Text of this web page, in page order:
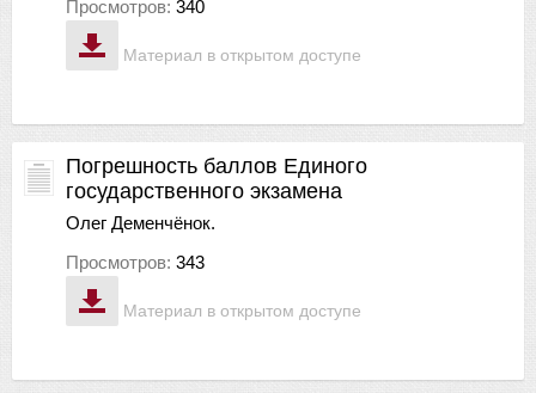
Материал в открытом доступе
Просмотров: 340
Материал в открытом доступе
Погрешность баллов Единого
государственного экзамена
Олег Деменчёнок.
Просмотров: 343